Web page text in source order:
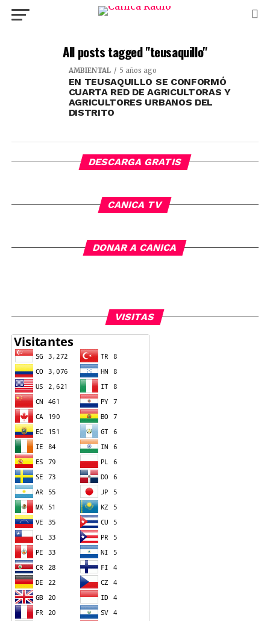
All posts tagged "teusaquillo"
AMBIENTAL 5 años ago
EN TEUSAQUILLO SE CONFORMÓ
CUARTA RED DE AGRICULTORAS Y
AGRICULTORES URBANOS DEL
DISTRITO
DESCARGA GRATIS
CANICA TV
DONAR A CANICA
VISITAS